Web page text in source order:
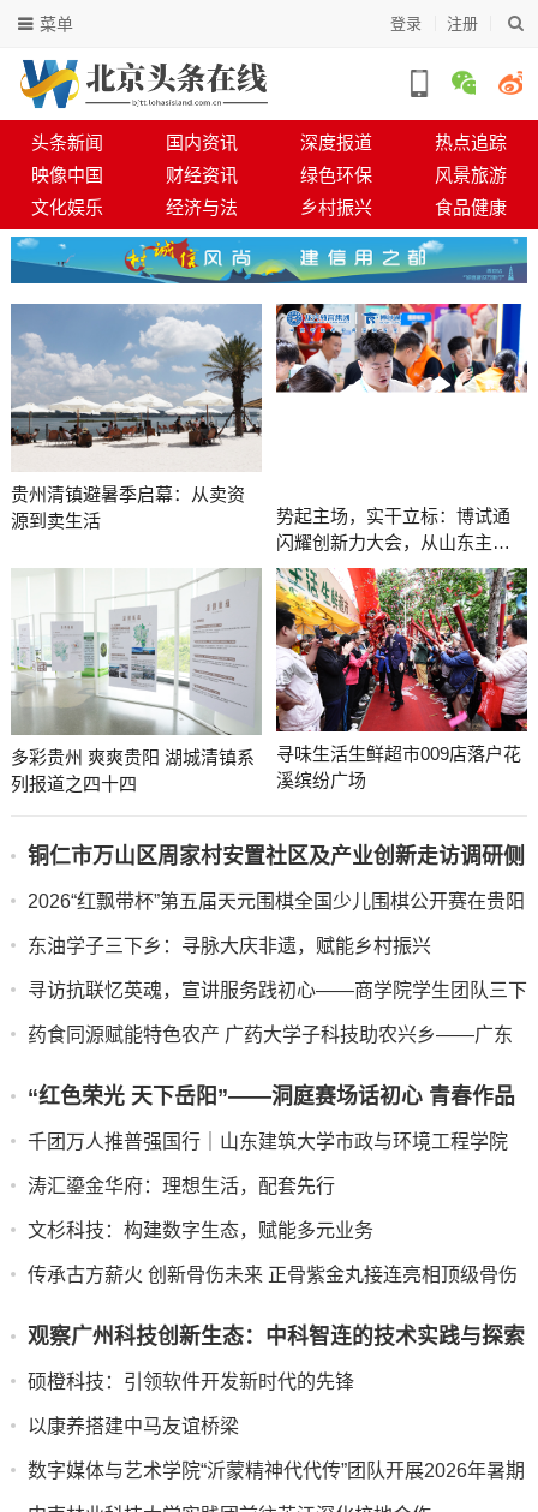
登录 注册
菜单
头条新闻 国内资讯 深度报道
热点追踪
映像中国
财经资讯 绿色环保
风景旅游
文化娱乐
经济与法 乡村振兴 食品健康
贵州清镇避暑季启幕：从卖资
源到卖生活
势起主场，实干立标：博试通
闪耀创新力大会，从山东主场
迈向行业标杆
多彩贵州 爽爽贵阳 湖城清镇系
列报道之四十四
寻味生活生鲜超市009店落户花
溪缤纷广场
铜仁市万山区周家村安置社区及产业创新走访调研侧
记
​​​​​​​2026“红飘带杯”第五届天元围棋全国少儿围棋公开赛在贵阳
开幕
东油学子三下乡：寻脉大庆非遗，赋能乡村振兴
寻访抗联忆英魂，宣讲服务践初心——商学院学生团队三下
乡纪实
药食同源赋能特色农产 广药大学子科技助农兴乡——广东
期三下乡实践
“红色荣光 天下岳阳”——洞庭赛场话初心 青春作品
传家国
千团万人推普强国行｜山东建筑大学市政与环境工程学院
“语润新声·筑美疆来”志愿服务队赴莎车县开展实践活动
​涛汇鎏金华府：理想生活，配套先行
​文杉科技：构建数字生态，赋能多元业务
​传承古方薪火 创新骨伤未来 正骨紫金丸接连亮相顶级骨伤
​观察广州科技创新生态：中科智连的技术实践与探索
​硕橙科技：引领软件开发新时代的先锋
以康养搭建中马友谊桥梁
数字媒体与艺术学院“沂蒙精神代代传”团队开展2026年暑期
“三下乡”调研活动